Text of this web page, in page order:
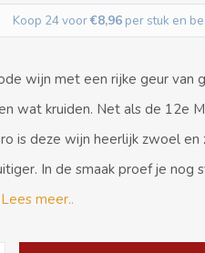
Koop 24 voor€8,96 per stuk en
wijn met een rijke geur van
wat kruiden. Net als de 12e
is deze wijn heerlijk zwoel en
In de smaak proef je nog
Lees meer..